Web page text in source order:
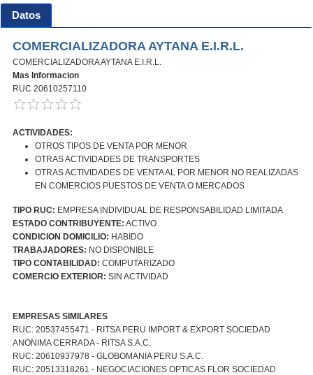
Datos
COMERCIALIZADORA AYTANA E.I.R.L.
COMERCIALIZADORA AYTANA E.I.R.L.
Mas Informacion
RUC 20610257110
ACTIVIDADES:
OTROS TIPOS DE VENTA POR MENOR
OTRAS ACTIVIDADES DE TRANSPORTES
OTRAS ACTIVIDADES DE VENTA AL POR MENOR NO REALIZADAS
EN COMERCIOS PUESTOS DE VENTA O MERCADOS
TIPO RUC: EMPRESA INDIVIDUAL DE RESPONSABILIDAD LIMITADA
ESTADO CONTRIBUYENTE: ACTIVO
CONDICION DOMICILIO: HABIDO
TRABAJADORES: NO DISPONIBLE
TIPO CONTABILIDAD: COMPUTARIZADO
COMERCIO EXTERIOR: SIN ACTIVIDAD
EMPRESAS SIMILARES
RUC: 20537455471 - RITSA PERU IMPORT & EXPORT SOCIEDAD
ANONIMA CERRADA - RITSA S.A.C.
RUC: 20610937978 - GLOBOMANIA PERU S.A.C.
RUC: 20513318261 - NEGOCIACIONES OPTICAS FLOR SOCIEDAD